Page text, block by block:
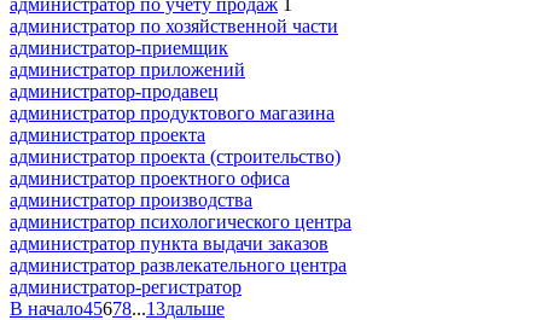
администратор по хозяйственной части
администратор-приемщик
администратор приложений
администратор-продавец
администратор продуктового магазина
администратор проекта
администратор проекта (строительство)
администратор проектного офиса
администратор производства
администратор психологического центра
администратор пункта выдачи заказов
администратор развлекательного центра
администратор-регистратор
В начало45678...13дальше